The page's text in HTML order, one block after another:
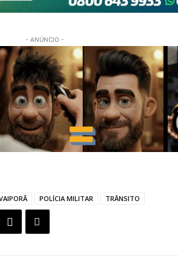
- ANÚNCIO -
POLÍCIA MILITAR TRÂNSITO